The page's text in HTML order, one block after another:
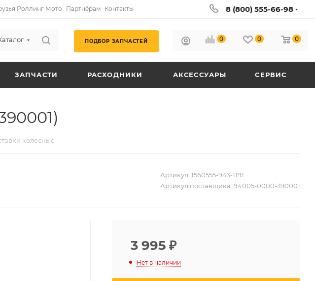
Роллинг Мото Партнёрам Контакты 8 (800) 555-66-98
ПОДБОР ЗАПЧАСТЕЙ 0 0 0
ЗАПЧАСТИ РАСХОДНИКИ АКСЕССУАРЫ СЕРВИС
колесные
Артикул: 1560555-943-1191
Артикул поставщика: 94005-0000-390001
3 995 ₽
Нет в наличии